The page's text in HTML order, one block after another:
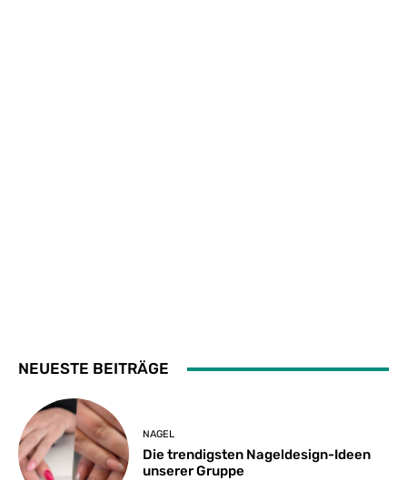
NEUESTE BEITRÄGE
NAGEL
Die trendigsten Nageldesign-Ideen
unserer Gruppe